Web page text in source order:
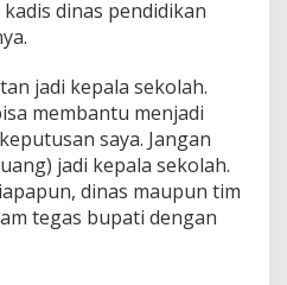
dinas pendidikan
jadi kepala sekolah.
membantu menjadi
saya. Jangan
jadi kepala sekolah.
dinas maupun tim
tegas bupati dengan